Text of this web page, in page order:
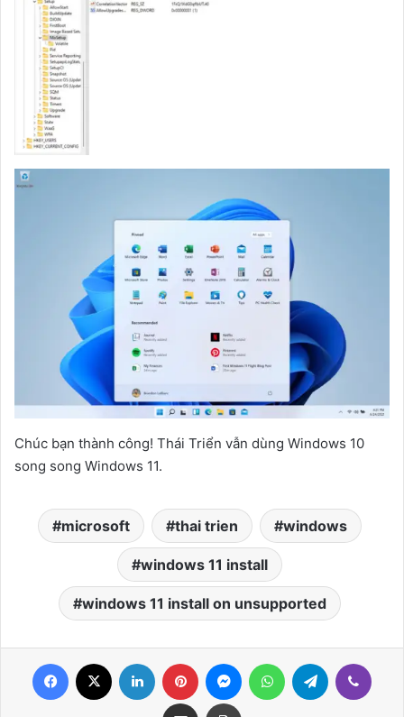
Chúc bạn thành công! Thái Triển vẫn dùng Windows 10
song song Windows 11.
microsoft thai trien windows
windows 11 install
windows 11 install on unsupported
Facebook LinkedIn Pinterest MessengerWhatsAppTelegram
Share via Email Print